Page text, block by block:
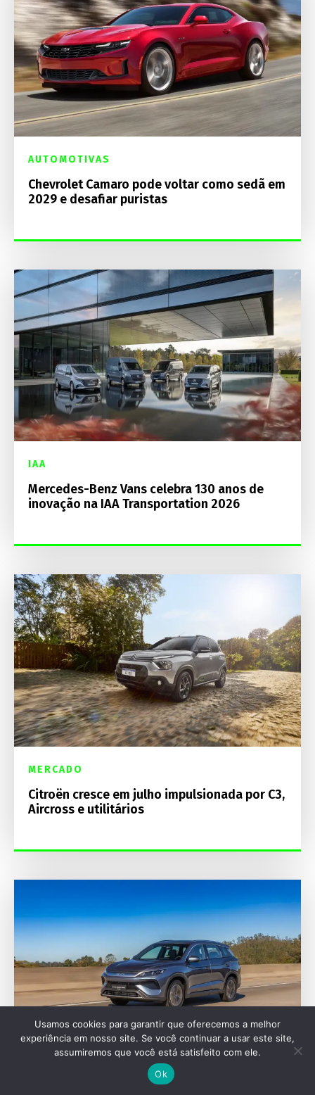
AUTOMOTIVAS
Chevrolet Camaro pode voltar como sedã em
2029 e desafiar puristas
IAA
Mercedes-Benz Vans celebra 130 anos de
inovação na IAA Transportation 2026
MERCADO
Citroën cresce em julho impulsionada por C3,
Aircross e utilitários
Usamos cookies para garantir que oferecemos a melhor
experiência em nosso site. Se você continuar a usar este site,
assumiremos que você está satisfeito com ele.
Ok